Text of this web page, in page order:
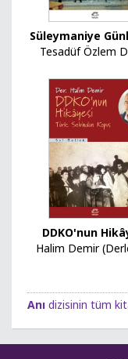
Süleymaniye
Tesadüf Özlem
DDKO'nun
Halim Demir
Anı dizisinin tüm